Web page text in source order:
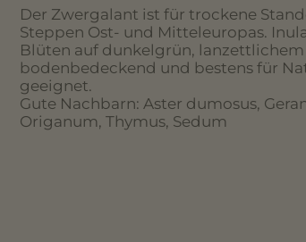
Der Zwergalant ist für trockene
Steppen Ost- und Mitteleuropas.
Blüten auf dunkelgrün,
bodenbedeckend und bestens für
geeignet.
Gute Nachbarn: Aster dumosus,
Origanum, Thymus, Sedum